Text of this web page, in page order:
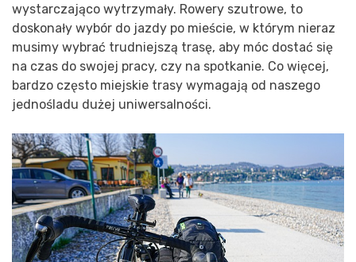
wystarczająco wytrzymały. Rowery szutrowe, to
doskonały wybór do jazdy po mieście, w którym nieraz
musimy wybrać trudniejszą trasę, aby móc dostać się
na czas do swojej pracy, czy na spotkanie. Co więcej,
bardzo często miejskie trasy wymagają od naszego
jednośladu dużej uniwersalności.